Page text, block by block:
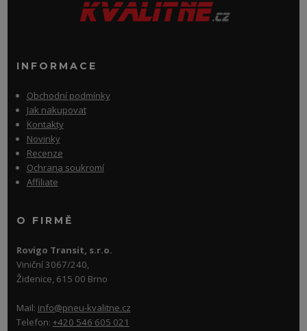
INFORMACE
Obchodní podmínky
Jak nakupovat
Kontakty
Novinky
Recenze
Ochrana soukromí
Affiliate
O FIRMĚ
Rovigo Transit, s.r.o.
Viniční 3067/240,
Židenice, 615 00 Brno
Mail: info@pneu-kvalitne.cz
Telefon: +420 546 605 021